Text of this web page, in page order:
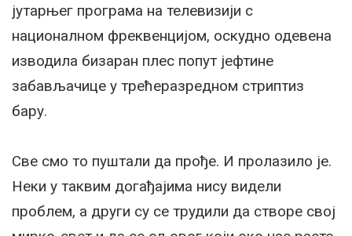
јутарњег програма на телевизији с
националном фреквенцијом, оскудно одевена
изводила бизаран плес попут јефтине
забављачице у трећеразредном стриптиз
бару.
Све смо то пуштали да прође. И пролазило је.
Неки у таквим догађајима нису видели
проблем, а други су се трудили да створе свој